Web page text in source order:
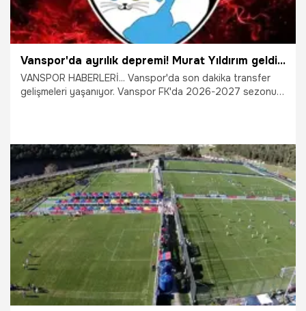
Vanspor'da ayrılık depremi! Murat Yıldırım geldi, 11 futbolcunun bitti
VANSPOR HABERLERİ... Vanspor'da son dakika transfer
gelişmeleri yaşanıyor. Vanspor FK'da 2026-2027 sezonu
3.07.2026 Van